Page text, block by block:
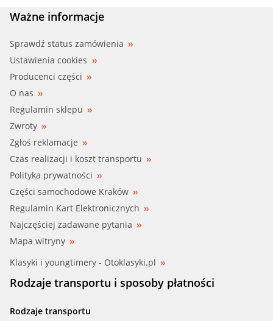
Ważne informacje
Sprawdź status zamówienia
Ustawienia cookies
Producenci części
O nas
Regulamin sklepu
Zwroty
Zgłoś reklamacje
Czas realizacji i koszt transportu
Polityka prywatności
Części samochodowe Kraków
Regulamin Kart Elektronicznych
Najczęściej zadawane pytania
Mapa witryny
Klasyki i youngtimery - Otoklasyki.pl
Rodzaje transportu i sposoby płatności
Rodzaje transportu